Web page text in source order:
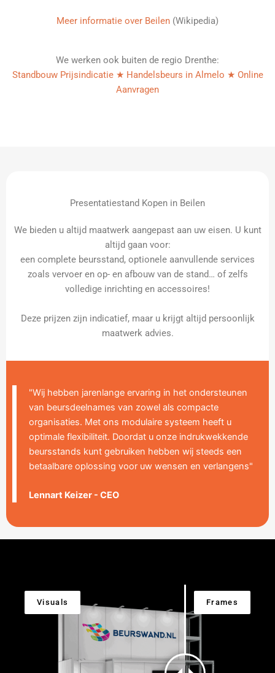
Meer informatie over Beilen (Wikipedia)
We werken ook buiten de regio Drenthe:
Standbouw Prijsindicatie ★ Handelsbeurs in Almelo ★ Online
Aanvragen
Presentatiestand Kopen in Beilen
We bieden u altijd maatwerk aangepast aan uw eisen. U kunt
altijd gaan voor:
een complete beursstand, optionele aanvullende services
zoals vervoer en op- en afbouw van de stand… of zelfs
volledige inrichting en accessoires!
Deze prijzen zijn indicatief, maar u krijgt altijd persoonlijk
maatwerk advies.
"Wij hebben jarenlange ervaring in het ondersteunen
van beursdeelnames van zowel als compacte
organisaties. Met ons modulaire systeem heeft u
optimale flexibiliteit. Doordat u onze indrukwekkende
beursstands kunt gebruiken hebben wij steeds een
betaalbare oplossing voor uw wensen en verlangens"
Lennart Keizer - CEO